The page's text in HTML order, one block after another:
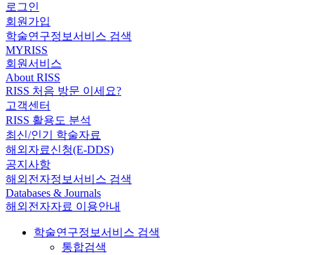
로그인
회원가입
학술연구정보서비스 검색
MYRISS
회원서비스
About RISS
RISS 처음 방문 이세요?
고객센터
RISS 활용도 분석
최신/인기 학술자료
해외자료신청(E-DDS)
공지사항
해외전자정보서비스 검색
Databases & Journals
해외전자자료 이용안내
학술연구정보서비스 검색
통합검색